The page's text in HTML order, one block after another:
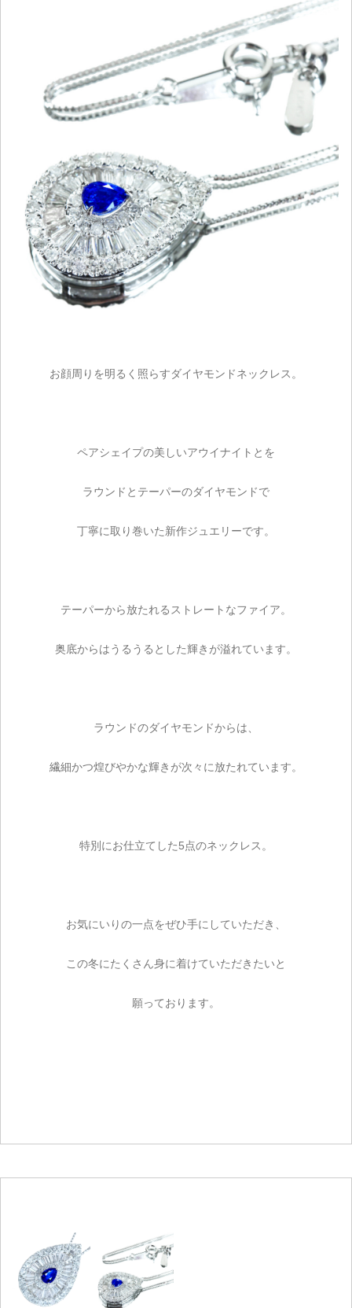
お顔周りを明るく照らすダイヤモンドネックレス。
ペアシェイプの美しいアウイナイトとを
ラウンドとテーパーのダイヤモンドで
丁寧に取り巻いた新作ジュエリーです。
テーパーから放たれるストレートなファイア。
奥底からはうるうるとした輝きが溢れています。
ラウンドのダイヤモンドからは、
繊細かつ煌びやかな輝きが次々に放たれています。
特別にお仕立てした5点のネックレス。
お気にいりの一点をぜひ手にしていただき、
この冬にたくさん身に着けていただきたいと
願っております。